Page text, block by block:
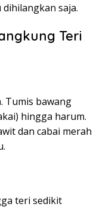
saja.
Teri
Tumis bawang
hingga harum.
dan cabai merah
teri sedikit